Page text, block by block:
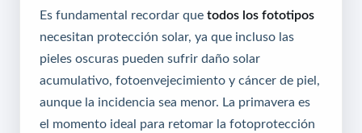
Es fundamental recordar que todos los fototipos
necesitan protección solar, ya que incluso las
pieles oscuras pueden sufrir daño solar
acumulativo, fotoenvejecimiento y cáncer de piel,
aunque la incidencia sea menor. La primavera es
el momento ideal para retomar la fotoprotección